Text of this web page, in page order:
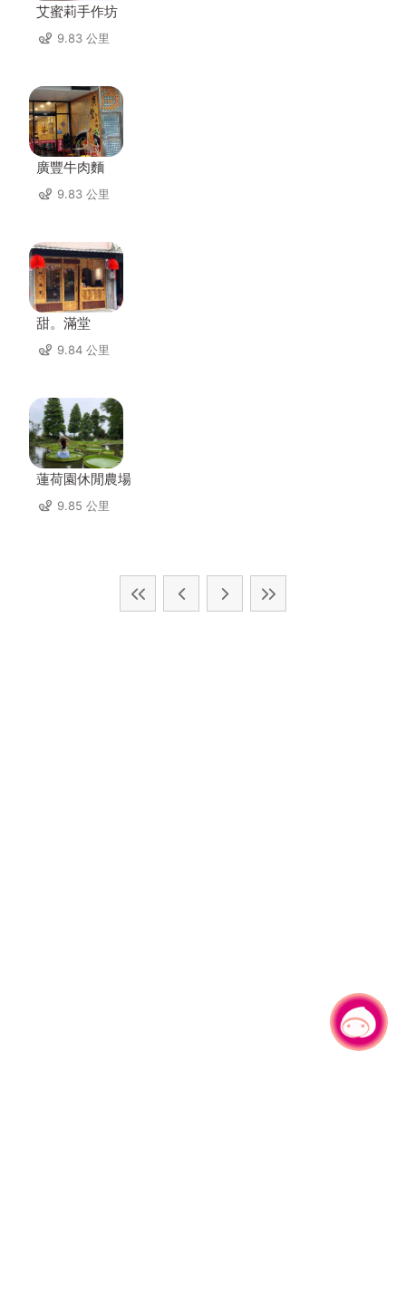
艾蜜莉手作坊
9.83 公里
廣豐牛肉麵
9.83 公里
甜。滿堂
9.84 公里
蓮荷園休閒農場
9.85 公里